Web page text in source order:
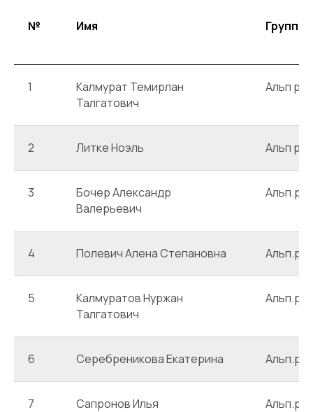
№ Имя Группа
1
Калмурат Темирлан
Талгатович
Альп
2 Литке Ноэль Альп
3
Бочер Александр
Валерьевич
4 Полевич Алена Степановна
5
Калмуратов Нуржан
Талгатович
6 Серебреникова Екатерина
7 Сапронов Илья